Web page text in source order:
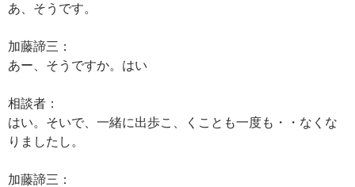
あ、そうです。
加藤諦三：
あー、そうですか。はい
相談者：
はい。そいで、一緒に出歩こ、くことも一度も・・なくな
りましたし。
加藤諦三：